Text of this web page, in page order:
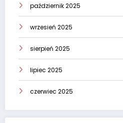
październik 2025
wrzesień 2025
sierpień 2025
lipiec 2025
czerwiec 2025